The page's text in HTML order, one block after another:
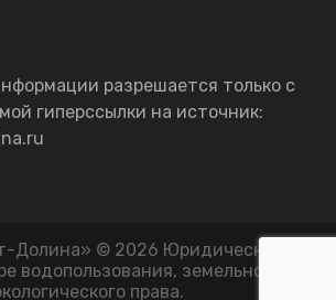
разрешается только с
гиперссылки на источник:
Долина» © 2026 Юридическая
водопользования, земельного и
права.